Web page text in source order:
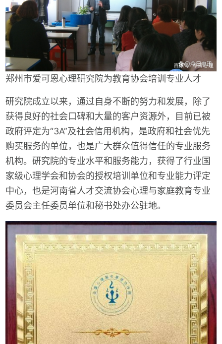
郑州市爱可恩心理研究院为教育协会培训专业人才
研究院成立以来，通过自身不断的努力和发展，除了
获得良好的社会口碑和大量的客户资源外，目前已被
政府评定为“3A”及社会信用机构，是政府和社会优先
购买服务的单位，也是广大群众值得信任的专业服务
机构。研究院的专业水平和服务能力，获得了行业国
家级心理学会和协会的授权培训单位和专业能力评定
中心，也是河南省人才交流协会心理与家庭教育专业
委员会主任委员单位和秘书处办公驻地。